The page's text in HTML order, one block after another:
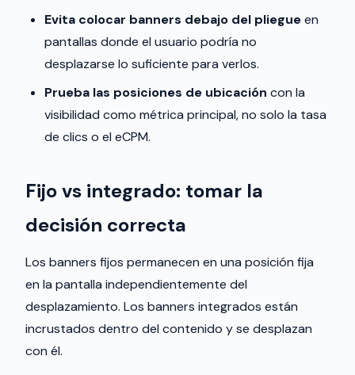
Evita colocar banners debajo del pliegueen
pantallas donde el usuario podría no
desplazarse lo suficiente para verlos.
Prueba las posiciones de ubicación con la
visibilidad como métrica principal, no solo la tasa
de clics o el eCPM.
Fijo vs integrado: tomar la
decisión correcta
Los banners fijos permanecen en una posición fija
en la pantalla independientemente del
desplazamiento. Los banners integrados están
incrustados dentro del contenido y se desplazan
con él.